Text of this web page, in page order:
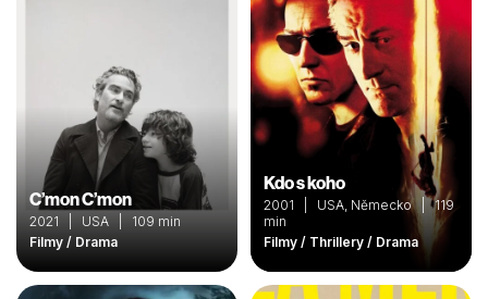
C’mon C’mon
2021 | USA | 109 min
Filmy / Drama
Kdo s koho
2001 | USA, Německo | 119
min
Filmy / Thrillery / Drama